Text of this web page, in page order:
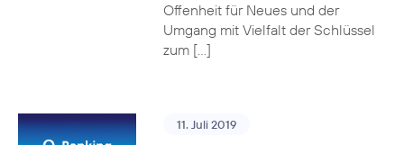
Offenheit für Neues und der
Umgang mit Vielfalt der Schlüssel
zum […]
11. Juli 2019